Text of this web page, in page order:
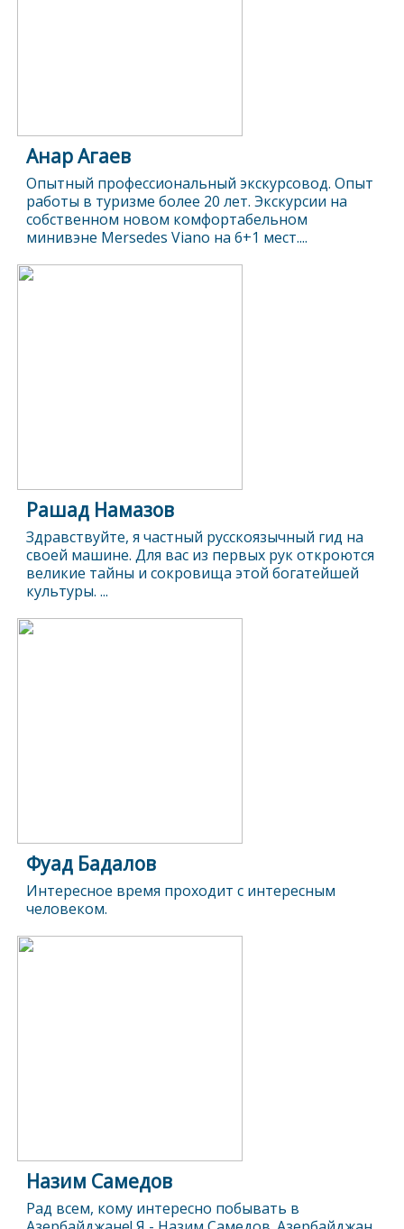
Анар Агаев
Опытный профессиональный экскурсовод. Опыт
работы в туризме более 20 лет. Экскурсии на
собственном новом комфортабельном
минивэне Mersedes Viano на 6+1 мест....
Рашад Намазов
Здравствуйте, я частный русскоязычный гид на
своей машине. Для вас из первых рук откроются
великие тайны и сокровища этой богатейшей
культуры. ...
Фуад Бадалов
Интересное время проходит с интересным
человеком.
Назим Самедов
Рад всем, кому интересно побывать в